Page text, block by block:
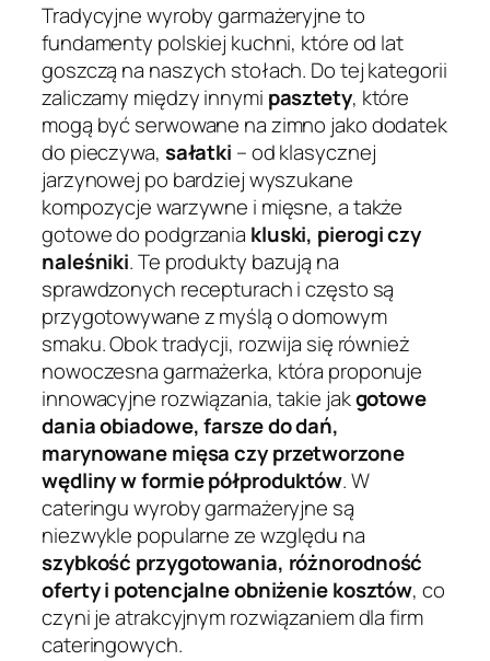
Tradycyjne wyroby garmażeryjne to
fundamenty polskiej kuchni, które od lat
goszczą na naszych stołach. Do tej kategorii
zaliczamy między innymi pasztety, które
mogą być serwowane na zimno jako dodatek
do pieczywa, sałatki – od klasycznej
jarzynowej po bardziej wyszukane
kompozycje warzywne i mięsne, a także
gotowe do podgrzania kluski, pierogi czy
naleśniki. Te produkty bazują na
sprawdzonych recepturach i często są
przygotowywane z myślą o domowym
smaku. Obok tradycji, rozwija się również
nowoczesna garmażerka, która proponuje
innowacyjne rozwiązania, takie jakgotowe
dania obiadowe, farsze do dań,
marynowane mięsa czy przetworzone
wędliny w formie półproduktów. W
cateringu wyroby garmażeryjne są
niezwykle popularne ze względu na
szybkość przygotowania, różnorodność
oferty i potencjalne obniżenie kosztów, co
czyni je atrakcyjnym rozwiązaniem dla firm
cateringowych.